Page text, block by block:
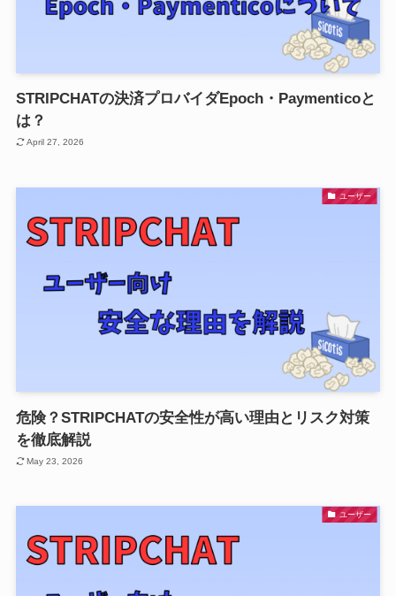
STRIPCHATの決済プロバイダEpoch・Paymenticoと
は？
April 27, 2026
ユーザー
危険？STRIPCHATの安全性が高い理由とリスク対策
を徹底解説
May 23, 2026
ユーザー